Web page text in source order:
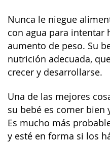
Nunca le niegue
con agua para intentar
aumento de peso. Su
nutrición adecuada,
crecer y desarrollarse.
Una de las mejores
su bebé es comer bien
Es mucho más
y esté en forma si los